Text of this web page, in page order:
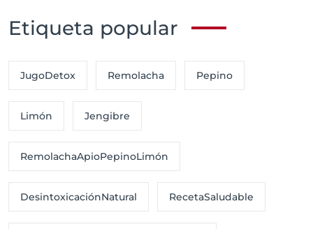
Etiqueta popular
JugoDetox Remolacha Pepino
Limón Jengibre
RemolachaApioPepinoLimón
DesintoxicaciónNatural RecetaSaludable